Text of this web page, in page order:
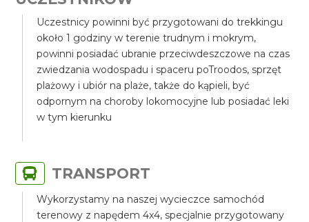
Uczestnicy powinni być przygotowani do trekkingu
około 1 godziny w terenie trudnym i mokrym,
powinni posiadać ubranie przeciwdeszczowe na czas
zwiedzania wodospadu i spaceru poTroodos, sprzęt
plażowy i ubiór na plaże, także do kąpieli, być
odpornym na choroby lokomocyjne lub posiadać leki
w tym kierunku
TRANSPORT
Wykorzystamy na naszej wycieczce samochód
terenowy z napędem 4x4, specjalnie przygotowany